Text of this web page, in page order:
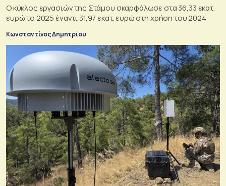
Ο κύκλος εργασιών της Στάμου σκαρφάλωσε στα 36,33 εκατ.
ευρώ το 2025 έναντι 31,97 εκατ. ευρώ στη χρήση του 2024
Κωνσταντίνος Δημητρίου